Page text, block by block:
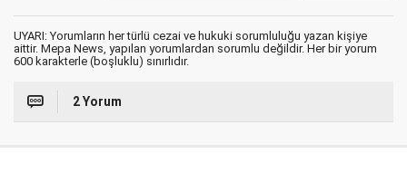
UYARI: Yorumların her türlü cezai ve hukuki sorumluluğu yazan kişiye
aittir. Mepa News, yapılan yorumlardan sorumlu değildir. Her bir yorum
600 karakterle (boşluklu) sınırlıdır.
2 Yorum